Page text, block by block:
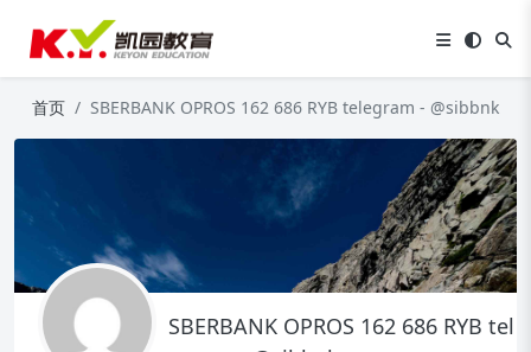
首页 SBERBANK OPROS 162 686 RYB telegram - @sibbnk
SBERBANK OPROS 162 686 RYB tel